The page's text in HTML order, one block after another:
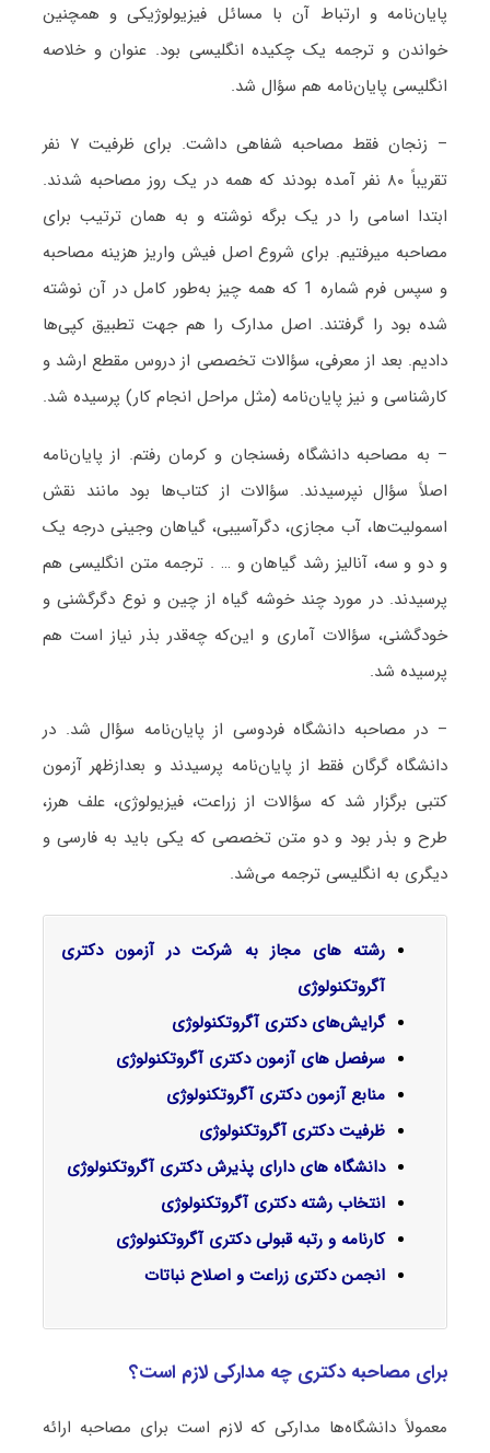
پایان‌نامه و ارتباط آن با مسائل فیزیولوژیکی و همچنین
خواندن و ترجمه یک چکیده انگلیسی بود. عنوان و خلاصه
انگلیسی پایان‌نامه هم سؤال شد.
– زنجان فقط مصاحبه شفاهی داشت. برای ظرفیت ۷ نفر
تقریباً ۸۰ نفر آمده بودند که همه در یک روز مصاحبه شدند.
ابتدا اسامی را در یک برگه نوشته و به همان ترتیب برای
مصاحبه می‎رفتیم. برای شروع اصل فیش واریز هزینه مصاحبه
و سپس فرم شماره 1 که همه چیز به‌طور کامل در آن نوشته
شده بود را گرفتند. اصل مدارک را هم جهت تطبیق کپی‌ها
دادیم. بعد از معرفی، سؤالات تخصصی از دروس مقطع ارشد و
کارشناسی و نیز پایان‌نامه (مثل مراحل انجام کار) پرسیده شد.
– به مصاحبه دانشگاه رفسنجان و کرمان رفتم. از پایان‌نامه
اصلاً سؤال نپرسیدند. سؤالات از کتاب‌ها بود مانند نقش
اسمولیت‌ها، آب مجازی، دگرآسیبی، گیاهان وجینی درجه یک
و دو و سه، آنالیز رشد گیاهان و … . ترجمه متن انگلیسی هم
پرسیدند. در مورد چند خوشه گیاه از چین و نوع دگرگشنی و
خودگشنی، سؤالات آماری و این‌که چه‌قدر بذر نیاز است هم
پرسیده شد.
– در مصاحبه دانشگاه فردوسی از پایان‌نامه سؤال شد. در
دانشگاه گرگان فقط از پایان‌نامه پرسیدند و بعدازظهر آزمون
کتبی برگزار شد که سؤالات از زراعت، فیزیولوژی، علف هرز،
طرح و بذر بود و دو متن تخصصی که یکی باید به فارسی و
دیگری به انگلیسی ترجمه می‌شد.
رشته های مجاز به شرکت در آزمون دکتری
آگروتکنولوژی
گرایش‌های دکتری آﮔﺮوﺗﻜﻨﻮﻟﻮژی
سرفصل‌ های آزمون دکتری آگروتکنولوژی
منابع آزمون دکتری آگروتکنولوژی
ظرفیت دکتری آگروتکنولوژی
دانشگاه های دارای پذیرش دکتری آگروتکنولوژی
انتخاب رشته دکتری آگروتکنولوژی
کارنامه و رتبه قبولی دکتری آگروتکنولوژی
انجمن دکتری زراعت و اصلاح نباتات
برای مصاحبه دکتری چه مدارکی لازم است؟
معمولاً دانشگاه‌ها مدارکی که لازم است برای مصاحبه ارائه